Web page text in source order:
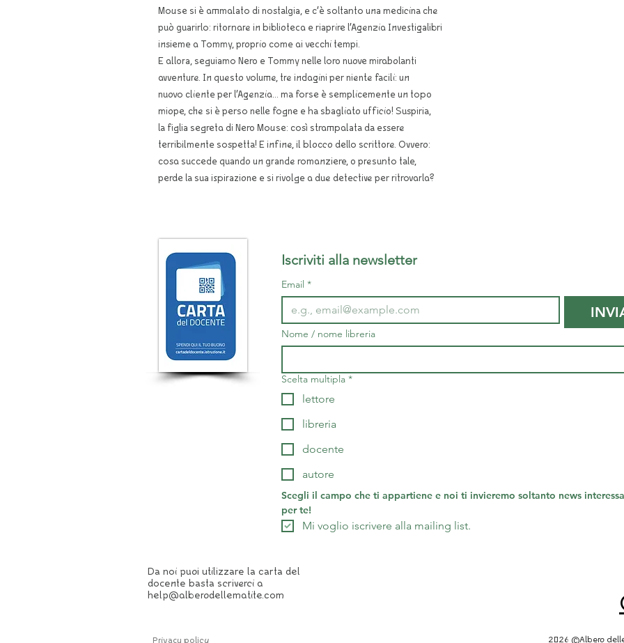
Mouse si è ammalato di nostalgia, e c’è soltanto una medicina che
può guarirlo: ritornare in biblioteca e riaprire l’Agenzia Investigalibri
insieme a Tommy, proprio come ai vecchi tempi.
E allora, seguiamo Nero e Tommy nelle loro nuove mirabolanti
avventure. In questo volume, tre indagini per niente facili: un
nuovo cliente per l’Agenzia... ma forse è semplicemente un topo
miope, che si è perso nelle fogne e ha sbagliato ufficio! Suspiria,
la figlia segreta di Nero Mouse: così strampalata da essere
terribilmente sospetta! E infine, il blocco dello scrittore. Ovvero:
cosa succede quando un grande romanziere, o presunto tale,
perde la sua ispirazione e si rivolge a due detective per ritrovarla?
Iscriviti alla newsletter
Email *
Nome / nome libreria
Scelta multipla *
lettore
libreria
docente
autore
Scegli il campo che ti appartiene e noi ti invieremo soltanto news
per te!
Mi voglio iscrivere alla mailing list.
Da noi puoi utilizzare la carta del
docente basta scriverci a
help@alberodellematite.com
Privacy policy 2026 ©Albero